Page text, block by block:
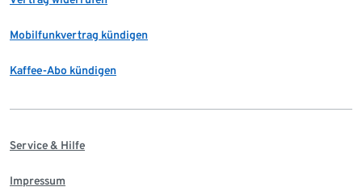
Mobilfunkvertrag kündigen
Kaffee-Abo kündigen
Service & Hilfe
Impressum